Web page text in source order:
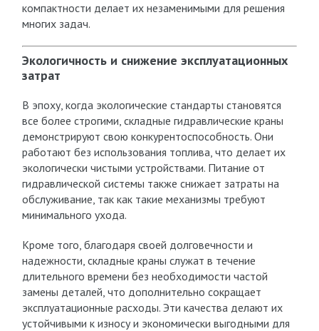
компактности делает их незаменимыми для решения
многих задач.
Экологичность и снижение эксплуатационных
затрат
В эпоху, когда экологические стандарты становятся
все более строгими, складные гидравлические краны
демонстрируют свою конкурентоспособность. Они
работают без использования топлива, что делает их
экологически чистыми устройствами. Питание от
гидравлической системы также снижает затраты на
обслуживание, так как такие механизмы требуют
минимального ухода.
Кроме того, благодаря своей долговечности и
надежности, складные краны служат в течение
длительного времени без необходимости частой
замены деталей, что дополнительно сокращает
эксплуатационные расходы. Эти качества делают их
устойчивыми к износу и экономически выгодными для